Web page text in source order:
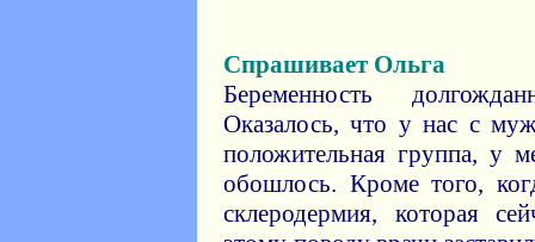
Спрашивает Ольга
Беременность
Оказалось, что у нас с
положительная группа, у
обошлось. Кроме того,
склеродермия, которая